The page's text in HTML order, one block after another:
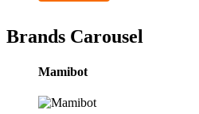
Brands Carousel
Mamibot